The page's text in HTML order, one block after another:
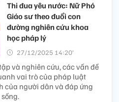
Thi đua yêu nước: Nữ Phó
Giáo sư theo đuổi con
đường nghiên cứu khoa
học pháp lý
27/12/2025 14:20’
và nghiên cứu, các vấn đề
vai trò của pháp luật
của người dân và đáp ứng